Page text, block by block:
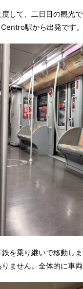
して、二日目の観光
駅から出発です。
を乗り継いで移動し
ません。全体的に車